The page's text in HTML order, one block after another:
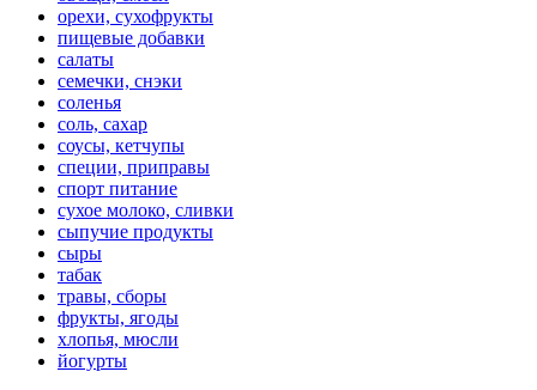
орехи, сухофрукты
пищевые добавки
салаты
семечки, снэки
соленья
соль, сахар
соусы, кетчупы
специи, приправы
спорт питание
сухое молоко, сливки
сыпучие продукты
сыры
табак
травы, сборы
фрукты, ягоды
хлопья, мюсли
йогурты